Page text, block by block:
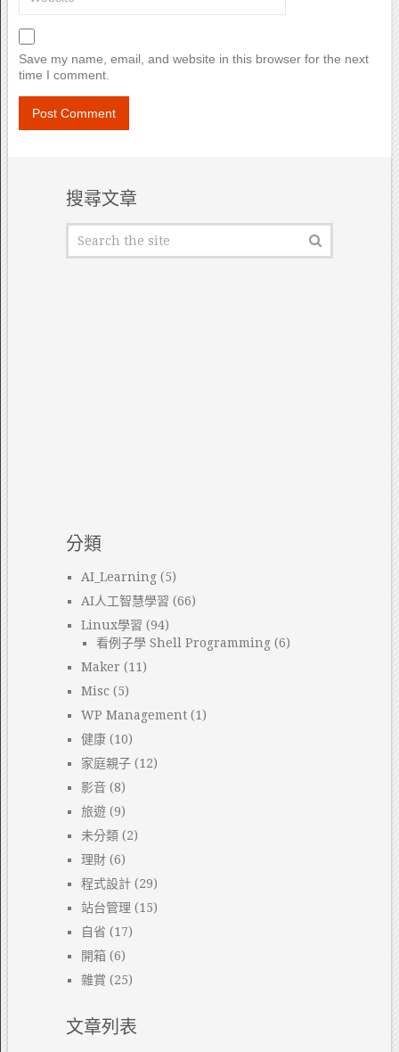
Save my name, email, and website in this browser for the next
time I comment.
搜尋文章
分類
AI_Learning(5)
AI人工智慧學習 (66)
Linux學習 (94)
看例子學 Shell Programming(6)
Maker (11)
Misc (5)
WP Management(1)
健康(10)
家庭親子(12)
影音(8)
旅遊(9)
未分類(2)
理財(6)
程式設計(29)
站台管理 (15)
自省 (17)
開箱(6)
雜賞 (25)
文章列表